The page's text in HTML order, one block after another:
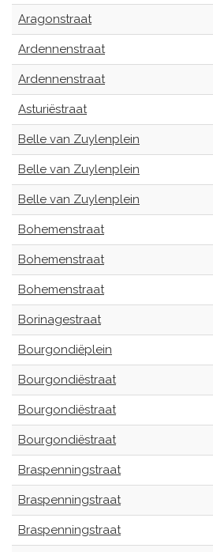
Aragonstraat
Ardennenstraat
Ardennenstraat
Asturiëstraat
Belle van Zuylenplein
Belle van Zuylenplein
Belle van Zuylenplein
Bohemenstraat
Bohemenstraat
Bohemenstraat
Borinagestraat
Bourgondiëplein
Bourgondiëstraat
Bourgondiëstraat
Bourgondiëstraat
Braspenningstraat
Braspenningstraat
Braspenningstraat